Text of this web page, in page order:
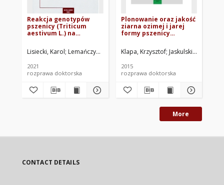
Reakcja genotypów
pszenicy (Triticum
aestivum L.) na
Rhizoctonia
Lisiecki, Karol Lemańczyk, Grzegorz. Promotor Łukanowski,
2021
rozprawa doktorska
Plonowanie oraz jakość
ziarna ozimej i jarej
formy pszenicy
stanowisku po późno
zbieranej kukurydzy
Klapa, Krzysztof Jaskulski, Dariusz.
2015
rozprawa doktorska
More
CONTACT DETAILS